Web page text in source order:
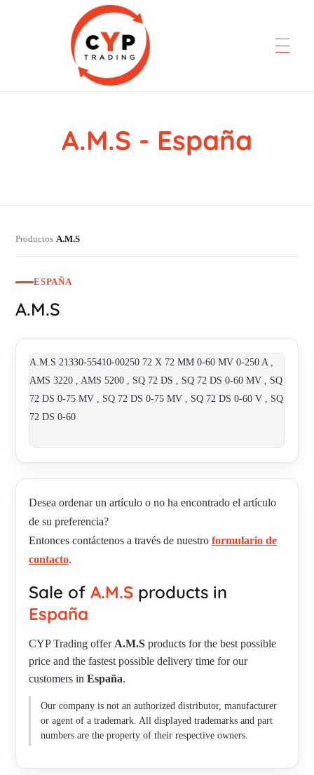
CYP Trading
A.M.S - España
Productos›A.M.S
ESPAÑA
A.M.S
A.M.S 21330-55410-00250 72 X 72 MM 0-60 MV 0-250 A ,
AMS 3220 , AMS 5200 , SQ 72 DS , SQ 72 DS 0-60 MV , SQ
72 DS 0-75 MV , SQ 72 DS 0-75 MV , SQ 72 DS 0-60 V , SQ
72 DS 0-60
Desea ordenar un artículo o no ha encontrado el artículo
de su preferencia?
Entonces contáctenos a través de nuestro formulario de
contacto.
Sale of A.M.S products in
España
CYP Trading offer A.M.S products for the best possible
price and the fastest possible delivery time for our
customers in España.
Our company is not an authorized distributor, manufacturer
or agent of a trademark. All displayed trademarks and part
numbers are the property of their respective owners.